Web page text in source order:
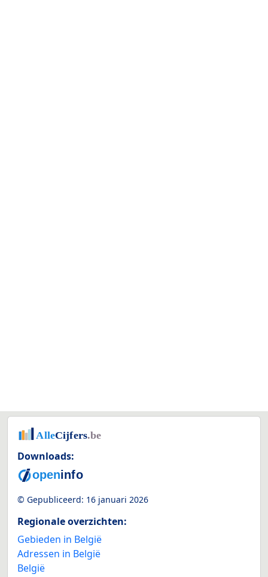
Downloads:
© Gepubliceerd: 16 januari 2026
Regionale overzichten:
Gebieden in België
Adressen in België
België